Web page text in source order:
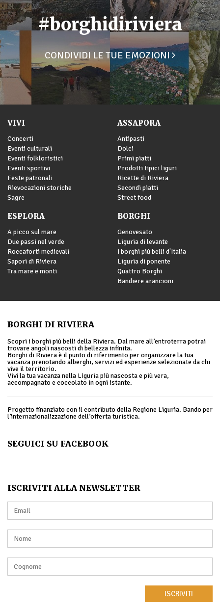
#borghidiriviera
CONDIVIDI LE TUE EMOZIONI
VIVI
Concerti
Eventi culturali
Eventi folkloristici
Eventi sportivi
Feste patronali
Rievocazioni storiche
Sagre
ASSAPORA
Antipasti
Dolci
Primi piatti
Prodotti tipici liguri
Ricette di Riviera
Secondi piatti
Street food
ESPLORA
A picco sul mare
Due passi nel verde
Roccaforti medievali
Sapori di Riviera
Tra mare e monti
BORGHI
Genovesato
Liguria di levante
I borghi più belli d'Italia
Liguria di ponente
Quattro Borghi
Bandiere arancioni
BORGHI DI RIVIERA
Scopri i borghi più belli della Riviera. Dal mare all’entroterra potrai
trovare angoli nascosti di bellezza infinita.
Borghi di Riviera è il punto di riferimento per organizzare la tua
vacanza prenotando alberghi, servizi ed esperienze selezionate da chi
vive il territorio.
Vivi la tua vacanza nella Liguria più nascosta e più vera,
accompagnato e coccolato in ogni istante.
Progetto finanziato con il contributo della Regione Liguria. Bando per
l’internazionalizzazione dell’offerta turistica.
SEGUICI SU FACEBOOK
ISCRIVITI ALLA NEWSLETTER
ISCRIVITI